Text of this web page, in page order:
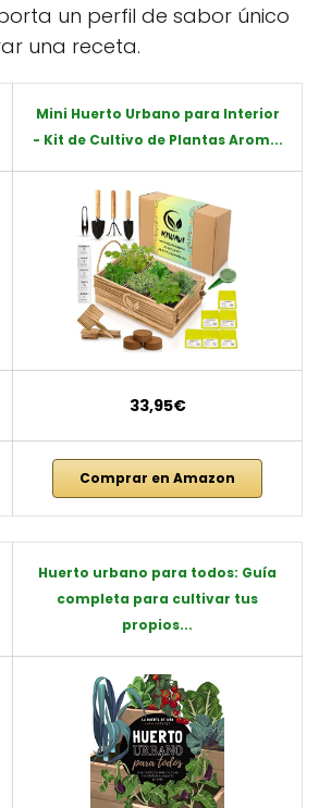
un perfil de sabor único
una receta.
Mini Huerto Urbano para Interior
- Kit de Cultivo de Plantas Arom...
33,95€
Comprar en Amazon
Huerto urbano para todos: Guía
completa para cultivar tus
propios...